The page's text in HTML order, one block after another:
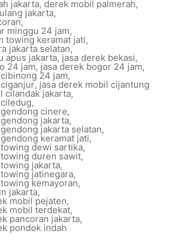
jakarta, derek mobil palmerah,
jakarta,
,
minggu 24 jam,
towing keramat jati,
jakarta selatan,
apus jakarta, jasa derek bekasi,
24 jam, jasa derek bogor 24 jam,
24 jam,
, jasa derek mobil cijantung
cilandak jakarta,
,
cinere,
jakarta,
jakarta selatan,
keramat jati,
dewi sartika,
duren sawit,
jakarta,
jatinegara,
kemayoran,
jakarta,
mobil pejaten,
mobil terdekat,
pancoran jakarta,
pondok indah